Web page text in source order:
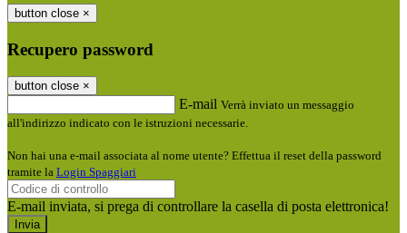
button close ×
Recupero password
button close ×
E-mail Verrà inviato un messaggio
all'indirizzo indicato con le istruzioni necessarie.
Non hai una e-mail associata al nome utente? Effettua il reset della password
tramite la Login Spaggiari
E-mail inviata, si prega di controllare la casella di posta elettronica!